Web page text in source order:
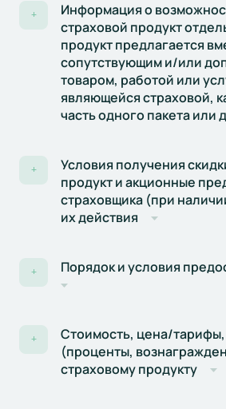
+
Информация о
страховой продукт
продукт предлагается
сопутствующим и/или
товаром, работой или
являющейся страховой,
часть одного пакета или
+
Условия получения
продукт и акционные
страховщика (при
их действия
+ Порядок и условия
+
Стоимость, цена/
(проценты,
страховому продукту